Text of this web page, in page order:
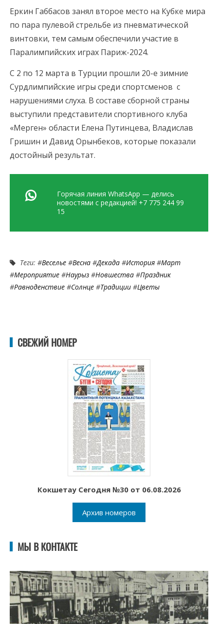
Еркин Габбасов занял второе место на Кубке мира
по пара пулевой стрельбе из пневматической
винтовки, тем самым обеспечили участие в
Паралимпийских играх Париж-2024.
С 2 по 12 марта в Турции прошли 20-е зимние
Сурдлимпийские игры среди спортсменов с
нарушениями слуха. В составе сборной страны
выступили представители спортивного клуба
«Мерген» области Елена Путинцева, Владислав
Гришин и Давид Орынбеков, которые показали
достойный результат.
Горячая линия WhatsApp — делись
новостями с редакцией! +7 775 244 99
15
Теги: #Веселье #Весна #Декада #История #Март
#Мероприятие #Наурыз #Новшества #Праздник
#Равноденствие #Солнце #Традиции #Цветы
СВЕЖИЙ НОМЕР
Кокшетау Сегодня №30 от 06.08.2026
Архив номеров
МЫ В КОНТАКТЕ